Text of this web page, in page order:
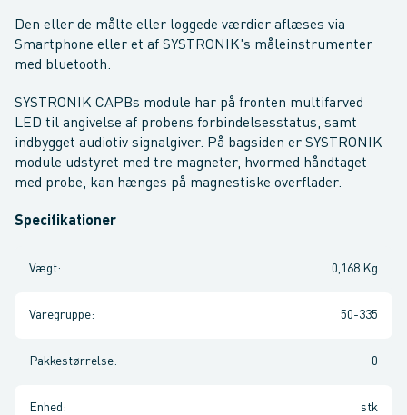
Den eller de målte eller loggede værdier aflæses via
Smartphone eller et af SYSTRONIK's måleinstrumenter
med bluetooth.
SYSTRONIK CAPBs module har på fronten multifarved
LED til angivelse af probens forbindelsesstatus, samt
indbygget audiotiv signalgiver. På bagsiden er SYSTRONIK
module udstyret med tre magneter, hvormed håndtaget
med probe, kan hænges på magnestiske overflader.
Specifikationer
Vægt: 0,168 Kg
Varegruppe: 50-335
Pakkestørrelse: 0
Enhed : stk